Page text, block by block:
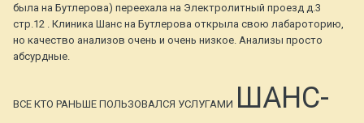
была на Бутлерова) переехала на Электролитный проезд д.3
стр.12 . Клиника Шанс на Бутлерова открыла свою лабароторию,
но качество анализов очень и очень низкое. Анализы просто
абсурдные.
ВСЕ КТО РАНЬШЕ ПОЛЬЗОВАЛСЯ УСЛУГАМИ ШАНС-